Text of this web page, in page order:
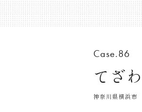
Case.86
てざ
神奈川県横浜市